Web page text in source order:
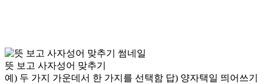
뜻 보고 사자성어 맞추기
예) 두 가지 가운데서 한 가지를 선택함 답) 양자택일 띄어쓰기